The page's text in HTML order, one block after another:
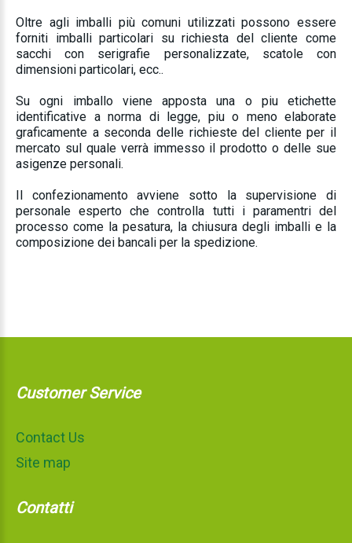
Oltre agli imballi più comuni utilizzati possono essere
forniti imballi particolari su richiesta del cliente come
sacchi con serigrafie personalizzate, scatole con
dimensioni particolari, ecc..
Su ogni imballo viene apposta una o piu etichette
identificative a norma di legge, piu o meno elaborate
graficamente a seconda delle richieste del cliente per il
mercato sul quale verrà immesso il prodotto o delle sue
asigenze personali.
Il confezionamento avviene sotto la supervisione di
personale esperto che controlla tutti i paramentri del
processo come la pesatura, la chiusura degli imballi e la
composizione dei bancali per la spedizione.
Customer Service
Contact Us
Site map
Contatti